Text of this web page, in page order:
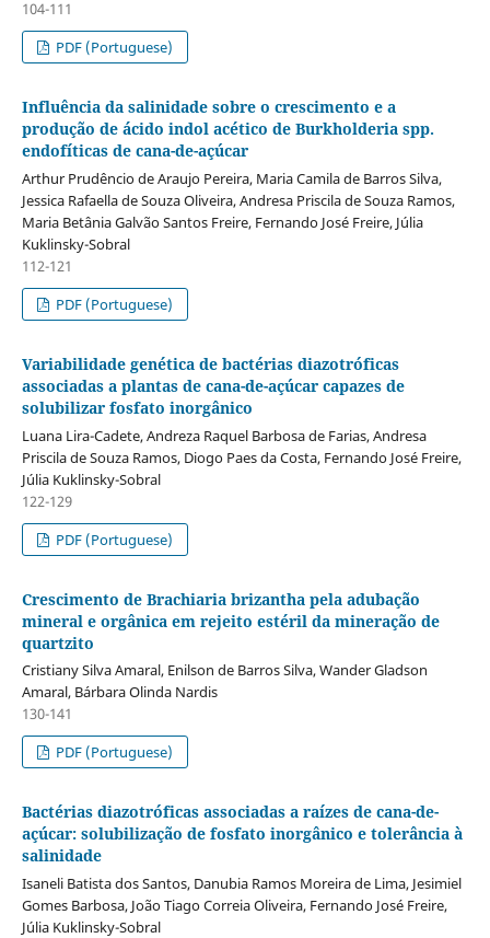
104-111
PDF (Portuguese)
Influência da salinidade sobre o crescimento e a
produção de ácido indol acético de Burkholderia spp.
endofíticas de cana-de-açúcar
Arthur Prudêncio de Araujo Pereira, Maria Camila de Barros Silva,
Jessica Rafaella de Souza Oliveira, Andresa Priscila de Souza Ramos,
Maria Betânia Galvão Santos Freire, Fernando José Freire, Júlia
Kuklinsky-Sobral
112-121
PDF (Portuguese)
Variabilidade genética de bactérias diazotróficas
associadas a plantas de cana-de-açúcar capazes de
solubilizar fosfato inorgânico
Luana Lira-Cadete, Andreza Raquel Barbosa de Farias, Andresa
Priscila de Souza Ramos, Diogo Paes da Costa, Fernando José Freire,
Júlia Kuklinsky-Sobral
122-129
PDF (Portuguese)
Crescimento de Brachiaria brizantha pela adubação
mineral e orgânica em rejeito estéril da mineração de
quartzito
Cristiany Silva Amaral, Enilson de Barros Silva, Wander Gladson
Amaral, Bárbara Olinda Nardis
130-141
PDF (Portuguese)
Bactérias diazotróficas associadas a raízes de cana-de-
açúcar: solubilização de fosfato inorgânico e tolerância à
salinidade
Isaneli Batista dos Santos, Danubia Ramos Moreira de Lima, Jesimiel
Gomes Barbosa, João Tiago Correia Oliveira, Fernando José Freire,
Júlia Kuklinsky-Sobral